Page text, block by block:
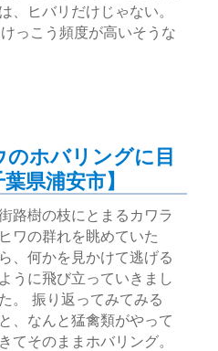
は、ヒバリだけじゃない。
っこう頻度が高いそうな
【千葉県浦安市】” の
ホバリングに目
県浦安市】
路樹の枝にとまるカワラ
ヒワの群れを眺めていた
ら、何かを見かけて逃げる
ように飛び立っていきまし
た。 振り返ってみてみる
と、なんと猛禽類がやって
きてそのままホバリング。